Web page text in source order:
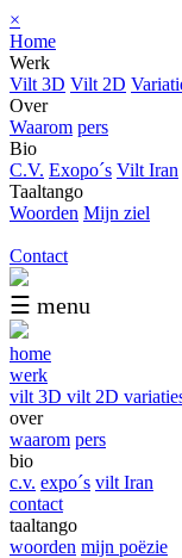
×
Home
Werk
Vilt 3D Vilt 2D
Over
Waarom pers
Bio
C.V. Exopo´s Vilt Iran
Taaltango
Woorden Mijn ziel
Contact
☰ menu
home
werk
vilt 3D vilt 2D
over
waarom pers
bio
c.v. expo´s vilt Iran
contact
taaltango
woorden mijn poëzie